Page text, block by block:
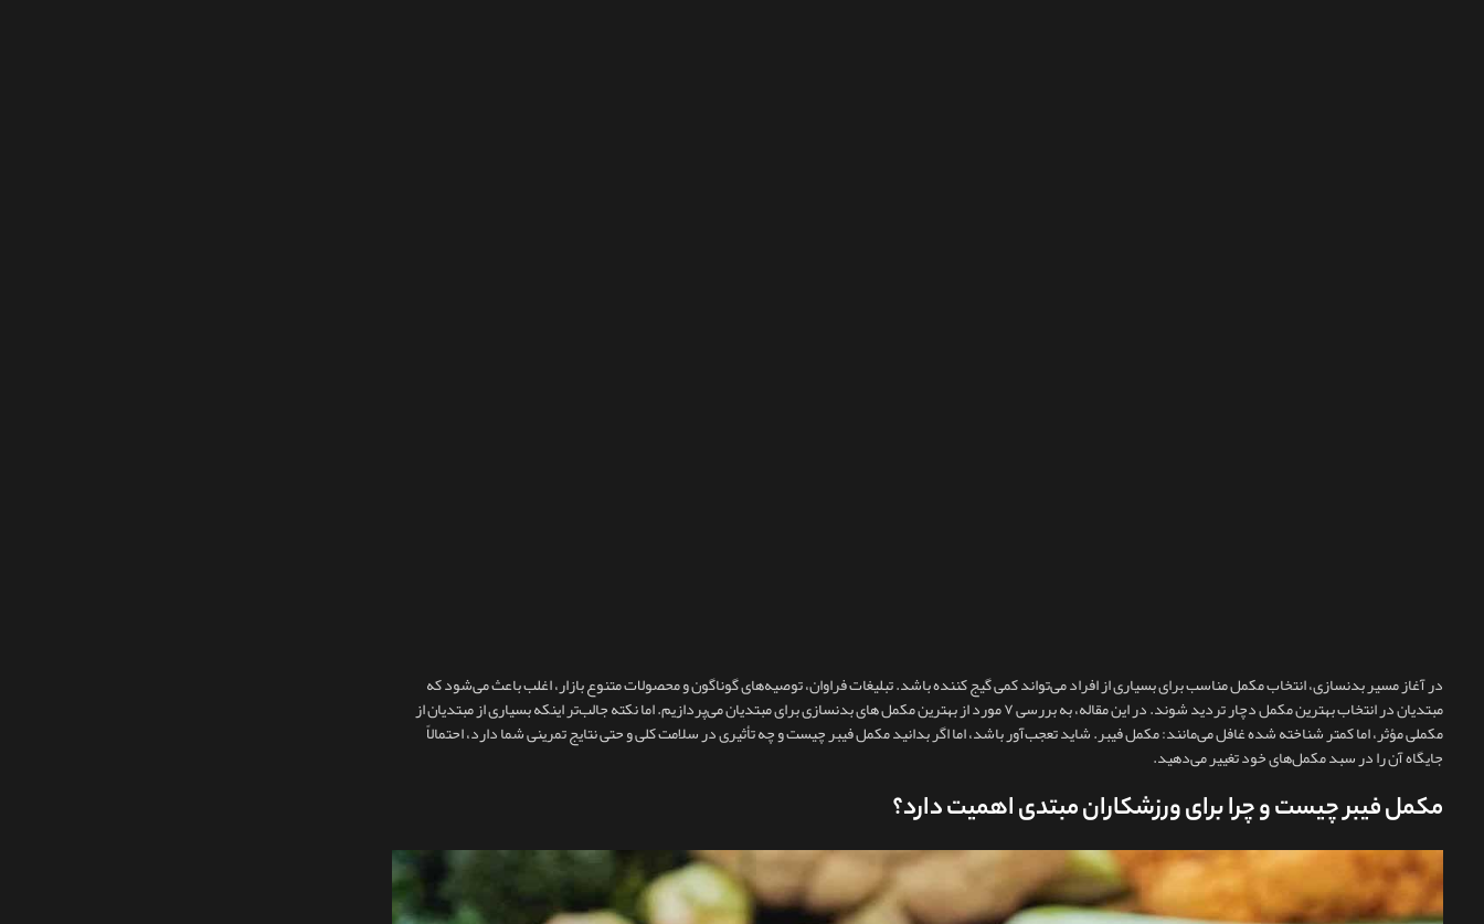
در آغاز مسیر بدنسازی، انتخاب مکمل مناسب برای بسیاری از افراد می‌تواند کمی گیج‌ کننده باشد. تبلیغات فراوان، توصیه‌های گوناگون و محصولات متنوع بازار، اغلب باعث می‌شود که
مبتدیان در انتخاب بهترین مکمل دچار تردید شوند. در این مقاله، به بررسی ۷ مورد از بهترین مکمل های بدنسازی برای مبتدیان می‌پردازیم. اما نکته جالب‌تر اینکه بسیاری از مبتدیان از
مکملی مؤثر، اما کمتر شناخته‌ شده غافل می‌مانند: مکمل فیبر. شاید تعجب‌آور باشد، اما اگر بدانید مکمل فیبر چیست و چه تأثیری در سلامت کلی و حتی نتایج تمرینی شما دارد، احتمالاً
جایگاه آن را در سبد مکمل‌های خود تغییر می‌دهید.
مکمل فیبر چیست و چرا برای ورزشکاران مبتدی اهمیت دارد؟